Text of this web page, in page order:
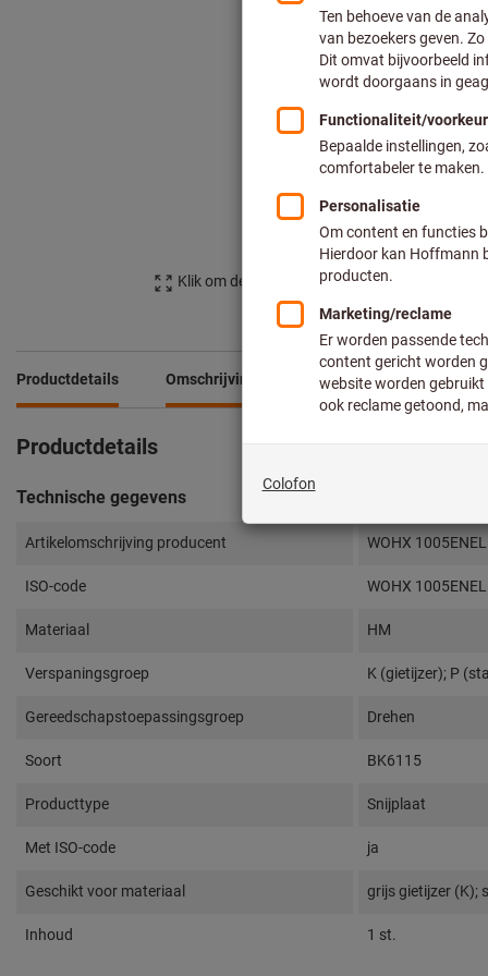
Klik om de afbeelding te vergroten
Productdetails Omschrijving
Productdetails
Technische gegevens
Artikelomschrijving producent WOHX 1005ENEL
ISO-code WOHX 1005ENEL
Materiaal HM
Verspaningsgroep K (gietijzer); P
Gereedschapstoepassingsgroep Drehen
Soort BK6115
Producttype Snijplaat
Met ISO-code ja
Geschikt voor materiaal grijs gietijzer (K);
Inhoud 1 st.